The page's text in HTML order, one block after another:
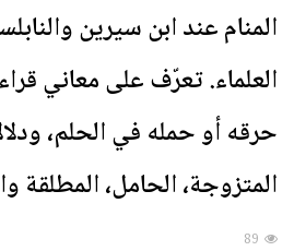
الأماكن
من نحن
النباتات
مسائل تتعلق بالرؤية والأحلام
الطبيعة وأحوالها
المنام عند ابن سيرين
العلماء. تعرّف على معاني
حرقه أو حمله في الحلم،
المتزوجة، الحامل، المطلقة
89